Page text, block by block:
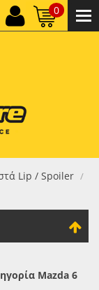
0
0,00 €
Lip / Spoiler /
Mazda 6